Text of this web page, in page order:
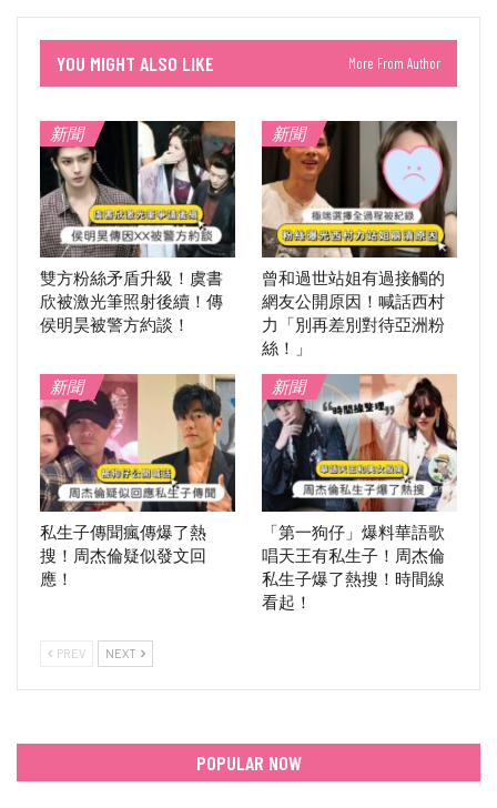
YOU MIGHT ALSO LIKE More From Author
新聞
雙方粉絲矛盾升級！虞書
欣被激光筆照射後續！傳
侯明昊被警方約談！
新聞
曾和過世站姐有過接觸的
網友公開原因！喊話西村
力「別再差別對待亞洲粉
絲！」
新聞
私生子傳聞瘋傳爆了熱
搜！周杰倫疑似發文回
應！
新聞
「第一狗仔」爆料華語歌
唱天王有私生子！周杰倫
私生子爆了熱搜！時間線
看起！
PREV NEXT
POPULAR NOW